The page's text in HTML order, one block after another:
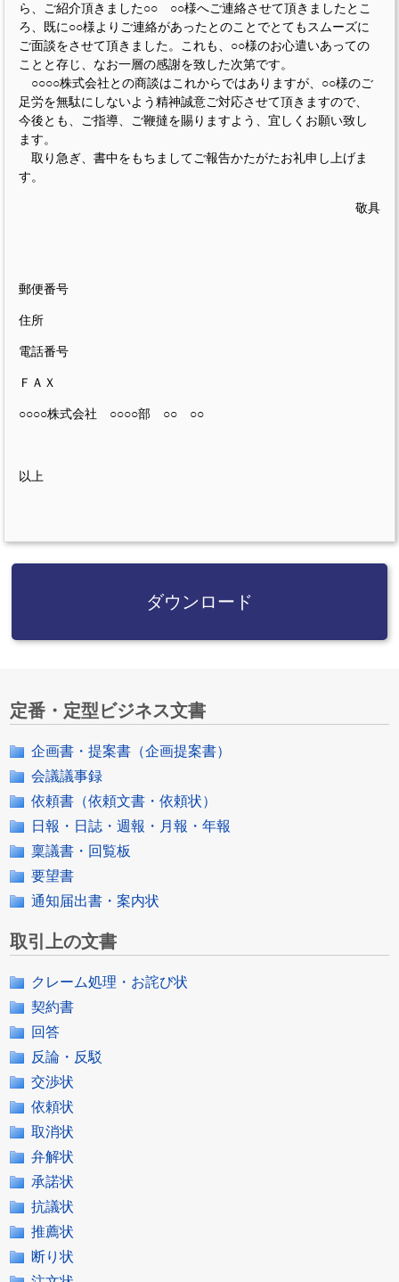
ら、ご紹介頂きました○○ ○○様へご連絡させて頂きましたとこ
ろ、既に○○様よりご連絡があったとのことでとてもスムーズに
ご面談をさせて頂きました。これも、○○様のお心遣いあっての
ことと存じ、なお一層の感謝を致した次第です。
○○○○株式会社との商談はこれからではありますが、○○様のご
足労を無駄にしないよう精神誠意ご対応させて頂きますので、
今後とも、ご指導、ご鞭撻を賜りますよう、宜しくお願い致し
ます。
取り急ぎ、書中をもちましてご報告かたがたお礼申し上げま
す。
敬具
郵便番号
住所
電話番号
ＦＡＸ
○○○○株式会社 ○○○○部 ○○ ○○
以上
ダウンロード
定番・定型ビジネス文書
企画書・提案書（企画提案書）
会議議事録
依頼書（依頼文書・依頼状）
日報・日誌・週報・月報・年報
稟議書・回覧板
要望書
通知届出書・案内状
取引上の文書
クレーム処理・お詫び状
契約書
回答
反論・反駁
交渉状
依頼状
取消状
弁解状
承諾状
抗議状
推薦状
断り状